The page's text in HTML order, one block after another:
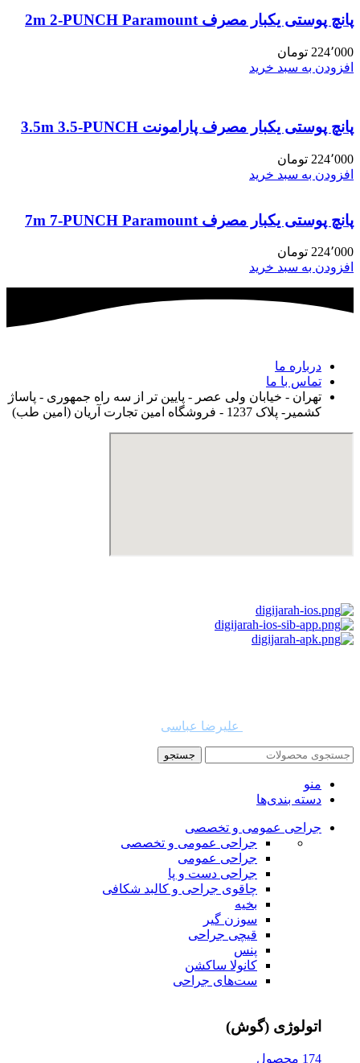
پانچ پوستی یکبار مصرف 2m 2-PUNCH Paramount
224٬000 تومان
افزودن به سبد خرید
پانچ پوستی یکبار مصرف پارامونت 3.5m 3.5-PUNCH
224٬000 تومان
افزودن به سبد خرید
پانچ پوستی یکبار مصرف 7m 7-PUNCH Paramount
224٬000 تومان
افزودن به سبد خرید
درباره ما
تماس با ما
تهران - خیابان ولی عصر - پایین تر از سه راه جمهوری - پاساژ
کشمیر- پلاک 1237 - فروشگاه امین تجارت آریان (امین طب)
علیرضا عباسی
جستجو
منو
دسته بندی‌ها
جراحی عمومی و تخصصی
جراحی عمومی و تخصصی
جراحی عمومی
جراحی دست و پا
چاقوی جراحی و کالبد شکافی
بخیه
سوزن‌ گیر
قیچی‌ جراحی
پنس
کانولا ساکشن
ست‌های جراحی
اتولوژی (گوش)
174 محصول